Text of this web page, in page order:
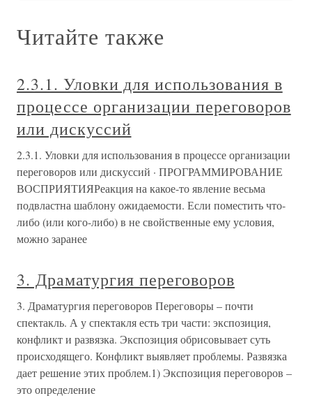
Читайте также
2.3.1. Уловки для использования в
процессе организации переговоров
или дискуссий
2.3.1. Уловки для использования в процессе организации
переговоров или дискуссий · ПРОГРАММИРОВАНИЕ
ВОСПРИЯТИЯРеакция на какое-то явление весьма
подвластна шаблону ожидаемости. Если поместить что-
либо (или кого-либо) в не свойственные ему условия,
можно заранее
3. Драматургия переговоров
3. Драматургия переговоров Переговоры – почти
спектакль. А у спектакля есть три части: экспозиция,
конфликт и развязка. Экспозиция обрисовывает суть
происходящего. Конфликт выявляет проблемы. Развязка
дает решение этих проблем.1) Экспозиция переговоров –
это определение